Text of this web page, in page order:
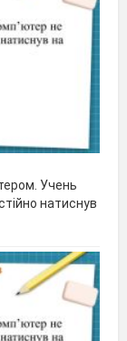
Учень
натиснув